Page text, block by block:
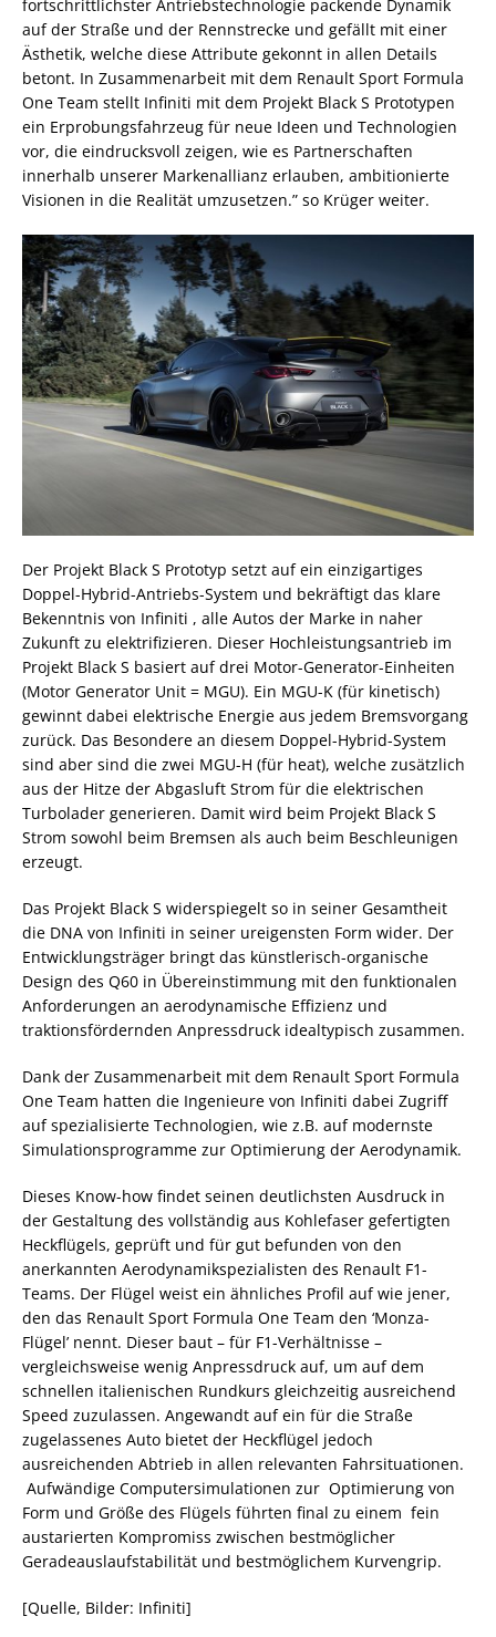
fortschrittlichster Antriebstechnologie packende Dynamik
auf der Straße und der Rennstrecke und gefällt mit einer
Ästhetik, welche diese Attribute gekonnt in allen Details
betont. In Zusammenarbeit mit dem Renault Sport Formula
One Team stellt Infiniti mit dem Projekt Black S Prototypen
ein Erprobungsfahrzeug für neue Ideen und Technologien
vor, die eindrucksvoll zeigen, wie es Partnerschaften
innerhalb unserer Markenallianz erlauben, ambitionierte
Visionen in die Realität umzusetzen.” so Krüger weiter.
Der Projekt Black S Prototyp setzt auf ein einzigartiges
Doppel-Hybrid-Antriebs-System und bekräftigt das klare
Bekenntnis von Infiniti , alle Autos der Marke in naher
Zukunft zu elektrifizieren. Dieser Hochleistungsantrieb im
Projekt Black S basiert auf drei Motor-Generator-Einheiten
(Motor Generator Unit = MGU). Ein MGU-K (für kinetisch)
gewinnt dabei elektrische Energie aus jedem Bremsvorgang
zurück. Das Besondere an diesem Doppel-Hybrid-System
sind aber sind die zwei MGU-H (für heat), welche zusätzlich
aus der Hitze der Abgasluft Strom für die elektrischen
Turbolader generieren. Damit wird beim Projekt Black S
Strom sowohl beim Bremsen als auch beim Beschleunigen
erzeugt.
Das Projekt Black S widerspiegelt so in seiner Gesamtheit
die DNA von Infiniti in seiner ureigensten Form wider. Der
Entwicklungsträger bringt das künstlerisch-organische
Design des Q60 in Übereinstimmung mit den funktionalen
Anforderungen an aerodynamische Effizienz und
traktionsfördernden Anpressdruck idealtypisch zusammen.
Dank der Zusammenarbeit mit dem Renault Sport Formula
One Team hatten die Ingenieure von Infiniti dabei Zugriff
auf spezialisierte Technologien, wie z.B. auf modernste
Simulationsprogramme zur Optimierung der Aerodynamik.
Dieses Know-how findet seinen deutlichsten Ausdruck in
der Gestaltung des vollständig aus Kohlefaser gefertigten
Heckflügels, geprüft und für gut befunden von den
anerkannten Aerodynamikspezialisten des Renault F1-
Teams. Der Flügel weist ein ähnliches Profil auf wie jener,
den das Renault Sport Formula One Team den ‘Monza-
Flügel’ nennt. Dieser baut – für F1-Verhältnisse –
vergleichsweise wenig Anpressdruck auf, um auf dem
schnellen italienischen Rundkurs gleichzeitig ausreichend
Speed zuzulassen. Angewandt auf ein für die Straße
zugelassenes Auto bietet der Heckflügel jedoch
ausreichenden Abtrieb in allen relevanten Fahrsituationen.
Aufwändige Computersimulationen zur Optimierung von
Form und Größe des Flügels führten final zu einem fein
austarierten Kompromiss zwischen bestmöglicher
Geradeauslaufstabilität und bestmöglichem Kurvengrip.
[Quelle, Bilder: Infiniti]